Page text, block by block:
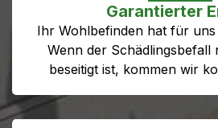
Garantierter
Ihr Wohlbefinden hat für
Wenn der Schädlingsbefall
beseitigt ist, kommen wir